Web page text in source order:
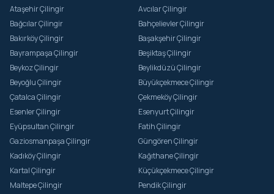
Ataşehir Çilingir
Avcılar Çilingir
Bağcılar Çilingir
Bahçelievler Çilingir
Bakırköy Çilingir
Başakşehir Çilingir
Bayrampaşa Çilingir
Beşiktaş Çilingir
Beykoz Çilingir
Beylikdüzü Çilingir
Beyoğlu Çilingir
Büyükçekmece Çilingir
Çatalca Çilingir
Çekmeköy Çilingir
Esenler Çilingir
Esenyurt Çilingir
Eyüpsultan Çilingir
Fatih Çilingir
Gaziosmanpaşa Çilingir
Güngören Çilingir
Kadıköy Çilingir
Kağıthane Çilingir
Kartal Çilingir
Küçükçekmece Çilingir
Maltepe Çilingir
Pendik Çilingir